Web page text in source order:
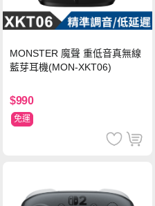
MONSTER 魔聲 重低音真無線
藍芽耳機(MON-XKT06)
$990
免運